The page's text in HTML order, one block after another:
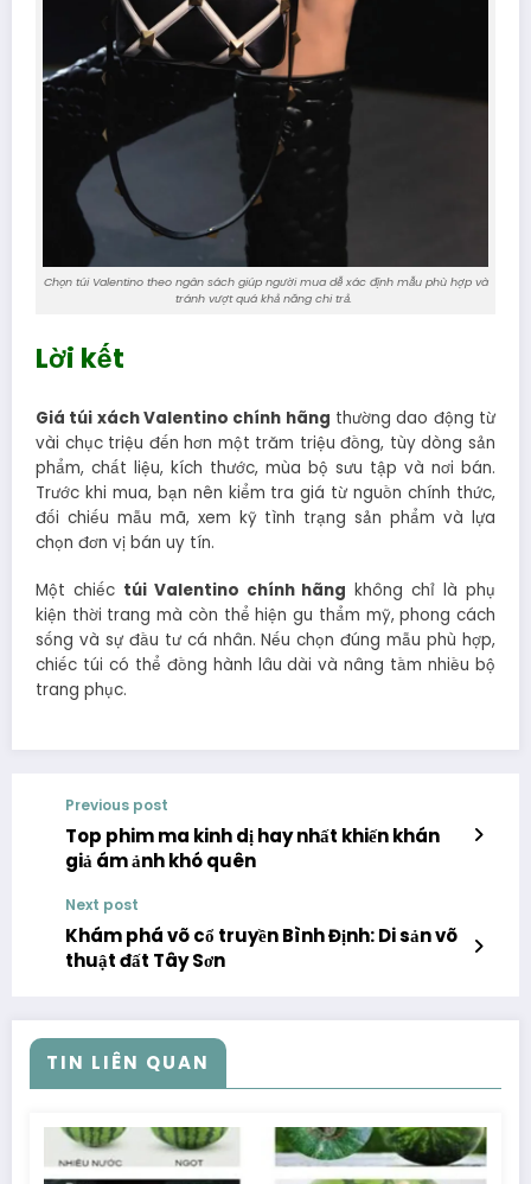
Chọn túi Valentino theo ngân sách giúp người mua dễ xác định mẫu phù hợp và
tránh vượt quá khả năng chi trả.
Lời kết
Giá túi xách Valentino chính hãng thường dao động từ
vài chục triệu đến hơn một trăm triệu đồng, tùy dòng sản
phẩm, chất liệu, kích thước, mùa bộ sưu tập và nơi bán.
Trước khi mua, bạn nên kiểm tra giá từ nguồn chính thức,
đối chiếu mẫu mã, xem kỹ tình trạng sản phẩm và lựa
chọn đơn vị bán uy tín.
Một chiếc túi Valentino chính hãng không chỉ là phụ
kiện thời trang mà còn thể hiện gu thẩm mỹ, phong cách
sống và sự đầu tư cá nhân. Nếu chọn đúng mẫu phù hợp,
chiếc túi có thể đồng hành lâu dài và nâng tầm nhiều bộ
trang phục.
Previous post
Top phim ma kinh dị hay nhất khiến khán
giả ám ảnh khó quên
Next post
Khám phá võ cổ truyền Bình Định: Di sản võ
thuật đất Tây Sơn
TIN LIÊN QUAN